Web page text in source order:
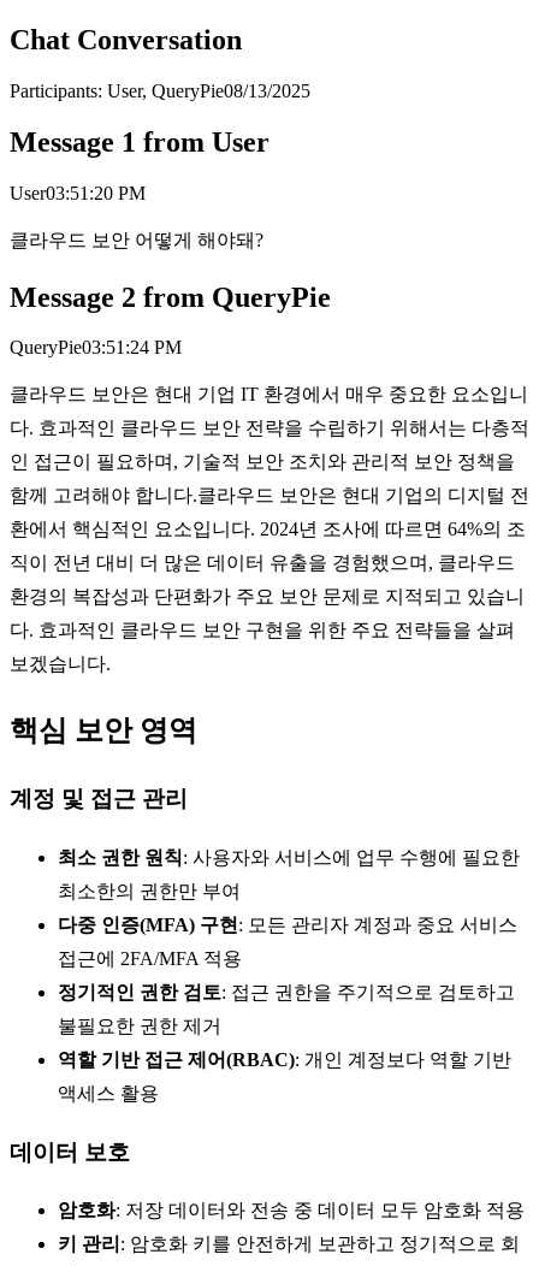
Chat Conversation
Participants: User, QueryPie08/13/2025
Message 1 from User
User03:51:20 PM
클라우드 보안 어떻게 해야돼?
Message 2 from QueryPie
QueryPie03:51:24 PM
클라우드 보안은 현대 기업 IT 환경에서 매우 중요한 요소입니
다. 효과적인 클라우드 보안 전략을 수립하기 위해서는 다층적
인 접근이 필요하며, 기술적 보안 조치와 관리적 보안 정책을
함께 고려해야 합니다.클라우드 보안은 현대 기업의 디지털 전
환에서 핵심적인 요소입니다. 2024년 조사에 따르면 64%의 조
직이 전년 대비 더 많은 데이터 유출을 경험했으며, 클라우드
환경의 복잡성과 단편화가 주요 보안 문제로 지적되고 있습니
다. 효과적인 클라우드 보안 구현을 위한 주요 전략들을 살펴
보겠습니다.
핵심 보안 영역
계정 및 접근 관리
최소 권한 원칙: 사용자와 서비스에 업무 수행에 필요한
최소한의 권한만 부여
다중 인증(MFA) 구현 : 모든 관리자 계정과 중요 서비스
접근에 2FA/MFA 적용
정기적인 권한 검토: 접근 권한을 주기적으로 검토하고
불필요한 권한 제거
역할 기반 접근 제어(RBAC): 개인 계정보다 역할 기반
액세스 활용
데이터 보호
암호화: 저장 데이터와 전송 중 데이터 모두 암호화 적용
키 관리 : 암호화 키를 안전하게 보관하고 정기적으로 회